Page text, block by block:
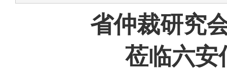
省仲裁研究
莅临六安